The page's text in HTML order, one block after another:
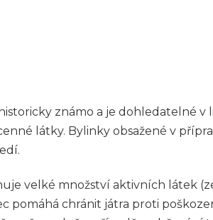
známo a je dohledatelné
látky. Bylinky obsažené v
velké množství aktivních látek
pomáhá chránit játra proti